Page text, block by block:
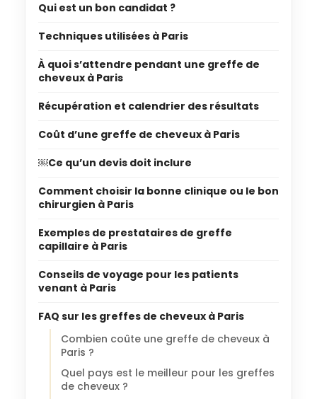
Qui est un bon candidat ?
Techniques utilisées à Paris
À quoi s’attendre pendant une greffe de
cheveux à Paris
Récupération et calendrier des résultats
Coût d’une greffe de cheveux à Paris
￼Ce qu’un devis doit inclure
Comment choisir la bonne clinique ou le bon
chirurgien à Paris
Exemples de prestataires de greffe
capillaire à Paris
Conseils de voyage pour les patients
venant à Paris
FAQ sur les greffes de cheveux à Paris
Combien coûte une greffe de cheveux à
Paris ?
Quel pays est le meilleur pour les greffes
de cheveux ?